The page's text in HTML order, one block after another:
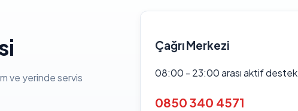
ve yerinde servis
Çağrı Merkezi
08:00 - 23:00 arası aktif destek
0850 340 4571